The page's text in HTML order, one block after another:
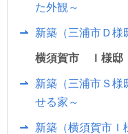
た外観～
新築（三浦市Ｄ様
横須賀市 Ｉ様邸
新築（三浦市Ｓ
せる家～
新築（横須賀市Ｉ